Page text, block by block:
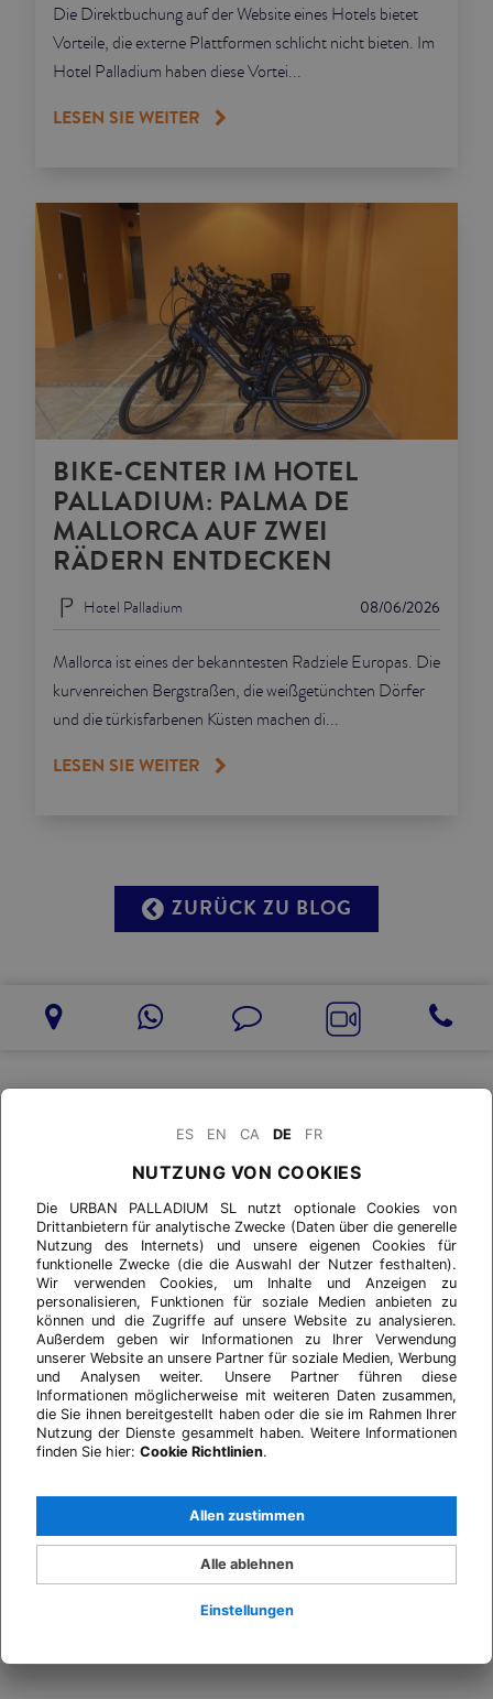
Die Direktbuchung auf der Website eines Hotels bietet
Vorteile, die externe Plattformen schlicht nicht bieten. Im
Hotel Palladium haben diese Vortei...
LESEN SIE WEITER
BIKE-CENTER IM HOTEL
PALLADIUM: PALMA DE
MALLORCA AUF ZWEI
RÄDERN ENTDECKEN
08/06/2026
Hotel Palladium
Mallorca ist eines der bekanntesten Radziele Europas. Die
kurvenreichen Bergstraßen, die weißgetünchten Dörfer
und die türkisfarbenen Küsten machen di...
LESEN SIE WEITER
ZURÜCK ZU BLOG
ES EN CA DE FR
NUTZUNG VON COOKIES
Die URBAN PALLADIUM SL nutzt optionale Cookies von
Drittanbietern für analytische Zwecke (Daten über die generelle
Nutzung des Internets) und unsere eigenen Cookies für
funktionelle Zwecke (die die Auswahl der Nutzer festhalten).
Wir verwenden Cookies, um Inhalte und Anzeigen zu
personalisieren, Funktionen für soziale Medien anbieten zu
können und die Zugriffe auf unsere Website zu analysieren.
Außerdem geben wir Informationen zu Ihrer Verwendung
unserer Website an unsere Partner für soziale Medien, Werbung
und Analysen weiter. Unsere Partner führen diese
Informationen möglicherweise mit weiteren Daten zusammen,
die Sie ihnen bereitgestellt haben oder die sie im Rahmen Ihrer
Nutzung der Dienste gesammelt haben. Weitere Informationen
finden Sie hier: Cookie Richtlinien.
Einstellungen
Alle ablehnen
Allen zustimmen